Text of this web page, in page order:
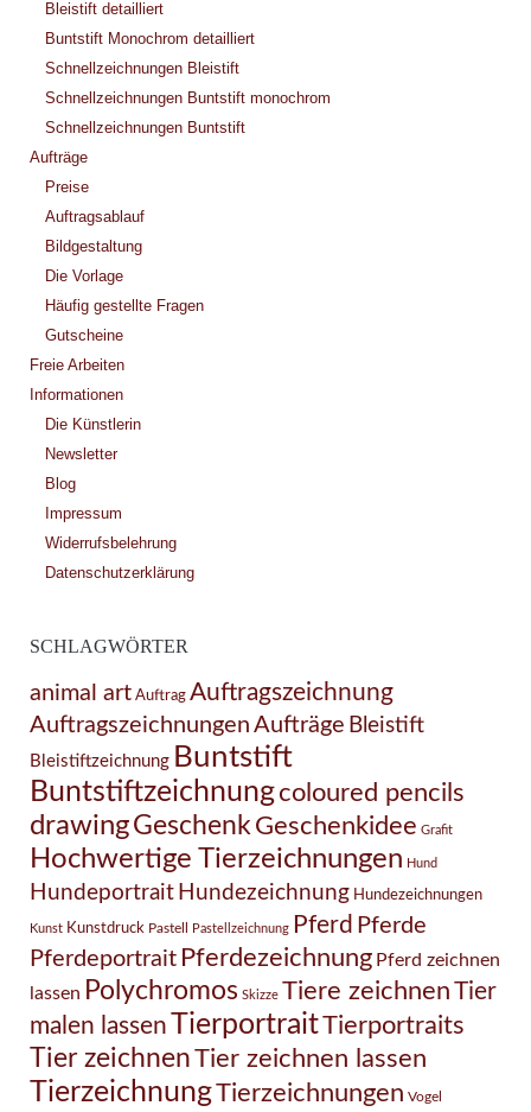
Bleistift detailliert
Buntstift Monochrom detailliert
Schnellzeichnungen Bleistift
Schnellzeichnungen Buntstift monochrom
Schnellzeichnungen Buntstift
Aufträge
Preise
Auftragsablauf
Bildgestaltung
Die Vorlage
Häufig gestellte Fragen
Gutscheine
Freie Arbeiten
Informationen
Die Künstlerin
Newsletter
Blog
Impressum
Widerrufsbelehrung
Datenschutzerklärung
SCHLAGWÖRTER
animal art Auftrag Auftragszeichnung
Auftragszeichnungen Aufträge Bleistift
Bleistiftzeichnung Buntstift
Buntstiftzeichnungcoloured pencils
drawingGeschenkGeschenkidee Grafit
Hochwertige Tierzeichnungen Hund
Hundeportrait Hundezeichnung Hundezeichnungen
Kunst Kunstdruck Pastell Pastellzeichnung Pferd Pferde
Pferdeportrait Pferdezeichnung Pferd zeichnen
lassen Polychromos Skizze Tiere zeichnenTier
malen lassen
TierportraitTierportraits
Tier zeichnenTier zeichnen lassen
TierzeichnungTierzeichnungen Vogel